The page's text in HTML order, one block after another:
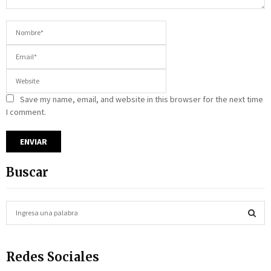
Save my name, email, and website in this browser for the next time
I comment.
Buscar
c
Redes Sociales